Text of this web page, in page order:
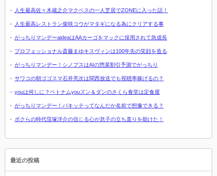
人生最高佐々木蔵之介マクベスの一人芝居でZONEに入った話！
人生最高レストラン柴咲コウがマタギになる為にクリアする事
がっちりマンデーaideaはAAカーゴをマックに採用されて急成長
プロフェッショナル斎藤まゆキスヴィンは100年先の笑顔を造る
がっちりマンデー！シノプスはAIの惣菜割引予測でがっちり
サワコの朝ゴゴスマ石井亮次は関西放送でも視聴率稼げるの？
youは何しに？ベトナムyouズン＆ダンのさくら食堂は定食屋
がっちりマンデー！パキッテってなんだか名前で想像できる？
ボクらの時代窪塚洋介の信じる心が息子の立ち直りを助けた！
最近の投稿